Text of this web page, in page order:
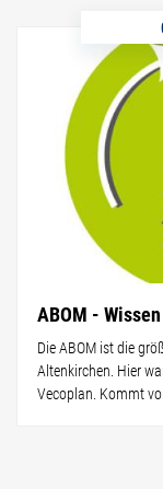
ABOM - Wissen
Die ABOM ist die
Altenkirchen. Hier
Vecoplan. Kommt